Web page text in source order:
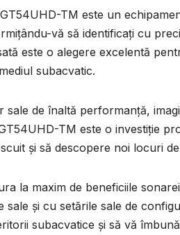
TM este un
vă să identificați cu
este o alegere excelentă
subacvatic.
sale de înaltă performanță,
TM este o investiție
și să descopere noi locuri
la maxim de beneficiile
sale și cu setările sale de
subacvatice și să vă